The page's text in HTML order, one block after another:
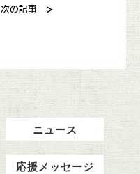
次の記事 >
ニュース
応援メッセージ